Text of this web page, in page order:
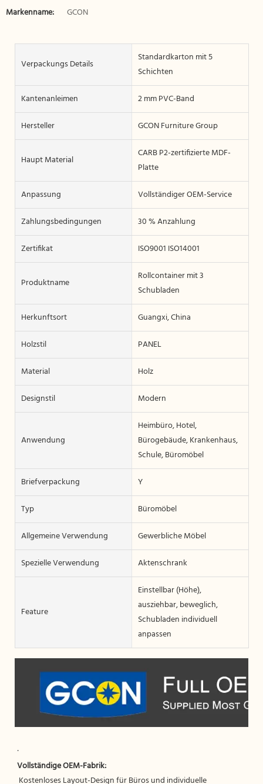
Markenname:
GCON
Verpackungs Details
Standardkarton mit 5
Schichten
Kantenanleimen
2 mm PVC-Band
Hersteller
GCON Furniture Group
Haupt Material
CARB P2-zertifizierte MDF-
Platte
Anpassung
Vollständiger OEM-Service
Zahlungsbedingungen
30 % Anzahlung
Zertifikat
ISO9001 ISO14001
Produktname
Rollcontainer mit 3
Schubladen
Herkunftsort
Guangxi, China
Holzstil
PANEL
Material
Holz
Designstil
Modern
Anwendung
Heimbüro, Hotel,
Bürogebäude, Krankenhaus,
Schule, Büromöbel
Briefverpackung
Y
Typ
Büromöbel
Allgemeine Verwendung
Gewerbliche Möbel
Spezielle Verwendung
Aktenschrank
Feature
Einstellbar (Höhe),
ausziehbar, beweglich,
Schubladen individuell
anpassen